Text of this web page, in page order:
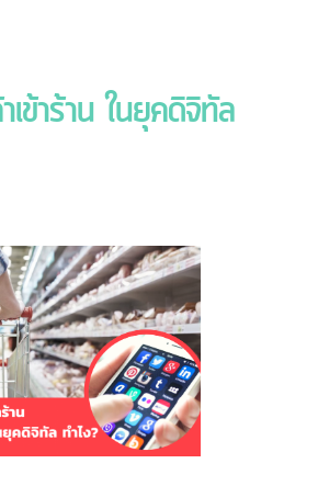
เข้าร้าน ในยุคดิจิทัล